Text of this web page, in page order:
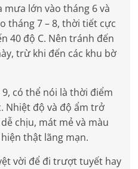
mưa lớn vào tháng 6 và
tháng 7 – 8, thời tiết cực
40 độ C. Nên tránh đến
trừ khi đến các khu bờ
có thể nói là thời điểm
Nhiệt độ và độ ẩm trở
chịu, mát mẻ và màu
thật lãng mạn.
vời để đi trượt tuyết hay